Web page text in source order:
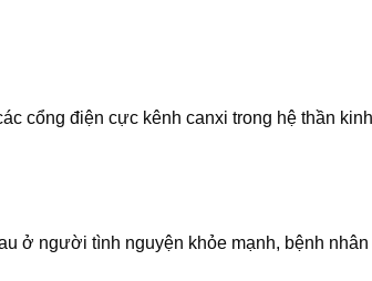
cổng điện cực kênh canxi trong hệ thần
ở người tình nguyện khỏe mạnh, bệnh